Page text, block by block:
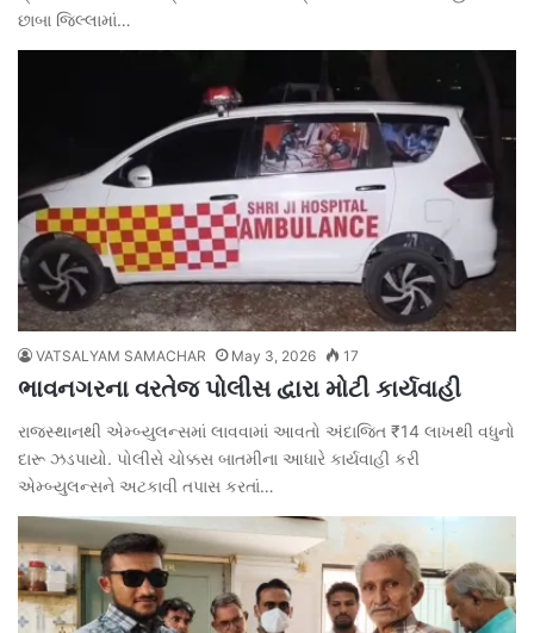
છાબા જિલ્લામાં…
VATSALYAM SAMACHAR May 3, 2026 17
ભાવનગરના વરતેજ પોલીસ દ્વારા મોટી કાર્યવાહી
રાજસ્થાનથી એમ્બ્યુલન્સમાં લાવવામાં આવતો અંદાજિત ₹14 લાખથી વધુનો
દારૂ ઝડપાયો. પોલીસે ચોક્કસ બાતમીના આધારે કાર્યવાહી કરી
એમ્બ્યુલન્સને અટકાવી તપાસ કરતાં…